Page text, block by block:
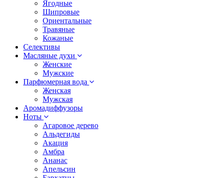
Ягодные
Шипровые
Ориентальные
Травяные
Кожаные
Селективы
Масляные духи
Женские
Мужские
Парфюмерная вода
Женская
Мужская
Аромадиффузоры
Ноты
Агаровое дерево
Альдегиды
Акация
Амбра
Ананас
Апельсин